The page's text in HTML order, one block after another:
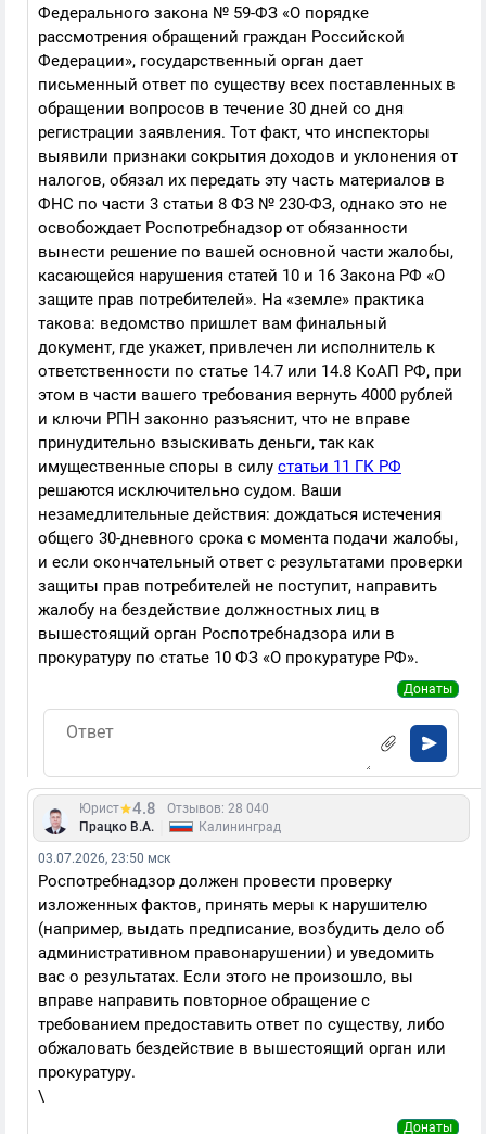
Федерального закона № 59-ФЗ «О порядке
рассмотрения обращений граждан Российской
Федерации», государственный орган дает
письменный ответ по существу всех поставленных в
обращении вопросов в течение 30 дней со дня
регистрации заявления. Тот факт, что инспекторы
выявили признаки сокрытия доходов и уклонения от
налогов, обязал их передать эту часть материалов в
ФНС по части 3 статьи 8 ФЗ № 230-ФЗ, однако это не
освобождает Роспотребнадзор от обязанности
вынести решение по вашей основной части жалобы,
касающейся нарушения статей 10 и 16 Закона РФ «О
защите прав потребителей». На «земле» практика
такова: ведомство пришлет вам финальный
документ, где укажет, привлечен ли исполнитель к
ответственности по статье 14.7 или 14.8 КоАП РФ, при
этом в части вашего требования вернуть 4000 рублей
и ключи РПН законно разъяснит, что не вправе
принудительно взыскивать деньги, так как
имущественные споры в силу статьи 11 ГК РФ
решаются исключительно судом. Ваши
незамедлительные действия: дождаться истечения
общего 30-дневного срока с момента подачи жалобы,
и если окончательный ответ с результатами проверки
защиты прав потребителей не поступит, направить
жалобу на бездействие должностных лиц в
вышестоящий орган Роспотребнадзора или в
прокуратуру по статье 10 ФЗ «О прокуратуре РФ».
Донаты
Юрист 4.8
Отзывов: 28 040
Працко В.А.
Калининград
03.07.2026, 23:50 мск
Роспотребнадзор должен провести проверку
изложенных фактов, принять меры к нарушителю
(например, выдать предписание, возбудить дело об
административном правонарушении) и уведомить
вас о результатах. Если этого не произошло, вы
вправе направить повторное обращение с
требованием предоставить ответ по существу, либо
обжаловать бездействие в вышестоящий орган или
прокуратуру.
\
Донаты